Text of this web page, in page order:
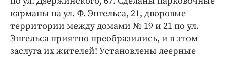
карманы на ул. Ф. Энгельса, 21, дворовые
территории между домами № 19 и 21 по ул.
Энгельса приятно преобразились, и в этом
заслуга их жителей! Установлены леерные